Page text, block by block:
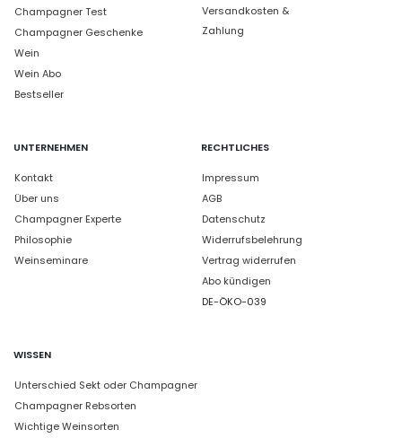
Champagner Test
Champagner Geschenke
Wein
Wein Abo
Bestseller
Versandkosten &
Zahlung
UNTERNEHMEN
Kontakt
Über uns
Champagner Experte
Philosophie
Weinseminare
RECHTLICHES
Impressum
AGB
Datenschutz
Widerrufsbelehrung
Vertrag widerrufen
Abo kündigen
DE-ÖKO-039
WISSEN
Unterschied Sekt oder Champagner
Champagner Rebsorten
Wichtige Weinsorten